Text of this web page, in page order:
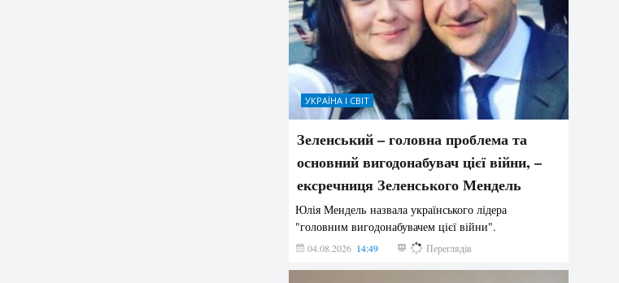
УКРАЇНА І СВІТ
Зеленський – головна проблема та
основний вигодонабувач цієї війни, –
ексречниця Зеленського Мендель
Юлія Мендель назвала українського лідера
"головним вигодонабувачем цієї війни".
04.08.2026 14:49 145 Переглядів